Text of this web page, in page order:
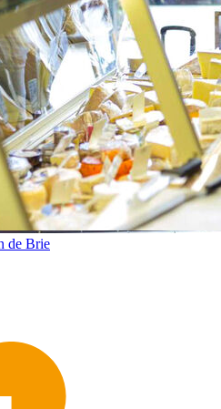
de Brie